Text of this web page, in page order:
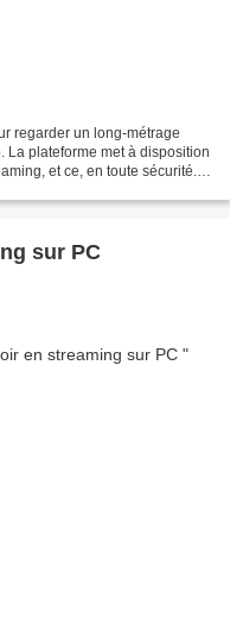
regarder un long-métrage
La plateforme met à disposition
et ce, en toute sécurité. Il
sur PC